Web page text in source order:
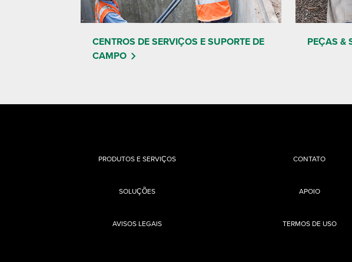
CENTROS DE SERVIÇOS E SUPORTE DE
CAMPO
PEÇAS &
PRODUTOS E SERVIÇOS
SOLUÇÕES
CONTATO
APOIO
AVISOS LEGAIS TERMOS DE USO